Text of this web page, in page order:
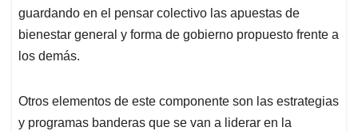
guardando en el pensar colectivo las apuestas de
bienestar general y forma de gobierno propuesto frente a
los demás.
Otros elementos de este componente son las estrategias
y programas banderas que se van a liderar en la